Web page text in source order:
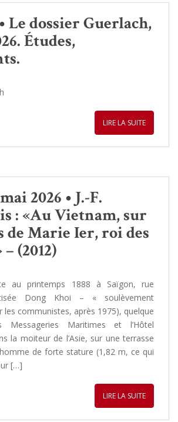
Le dossier Guerlach,
Études,
LIRE LA SUITE
2026 • J.-F.
: «Au Vietnam, sur
de Marie Ier, roi des
(2012)
au printemps 1888 à Saïgon, rue
Dong Khoi – « soulèvement
les communistes, après 1975), quelque
Maritimes et l’Hôtel
la moiteur de l’Asie, sur une terrasse
de forte stature (1,82 m, ce qui
[…]
LIRE LA SUITE